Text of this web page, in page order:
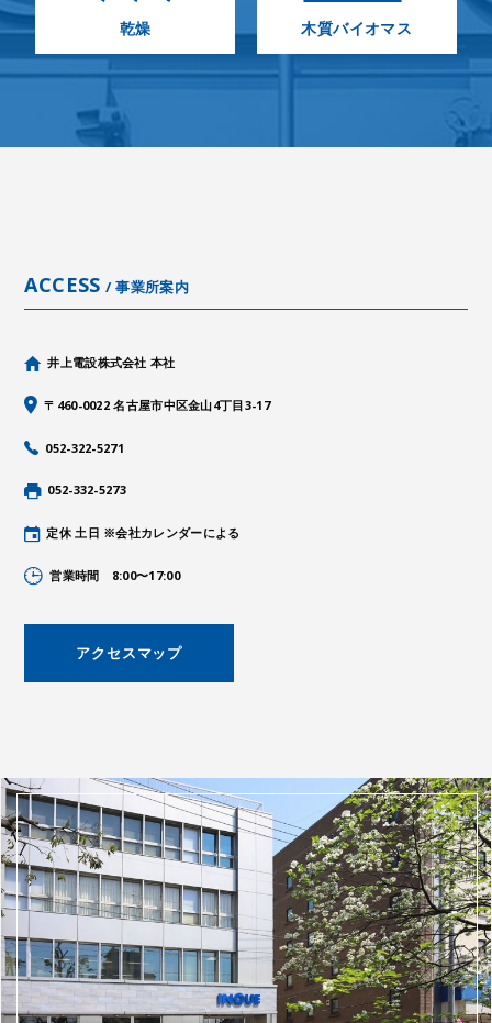
乾燥 木質バイオマス
ACCESS / 事業所案内
井上電設株式会社 本社
〒460-0022 名古屋市中区金山4丁目3-17
052-322-5271
052-332-5273
定休 土日 ※会社カレンダーによる
営業時間 8:00〜17:00
アクセスマップ